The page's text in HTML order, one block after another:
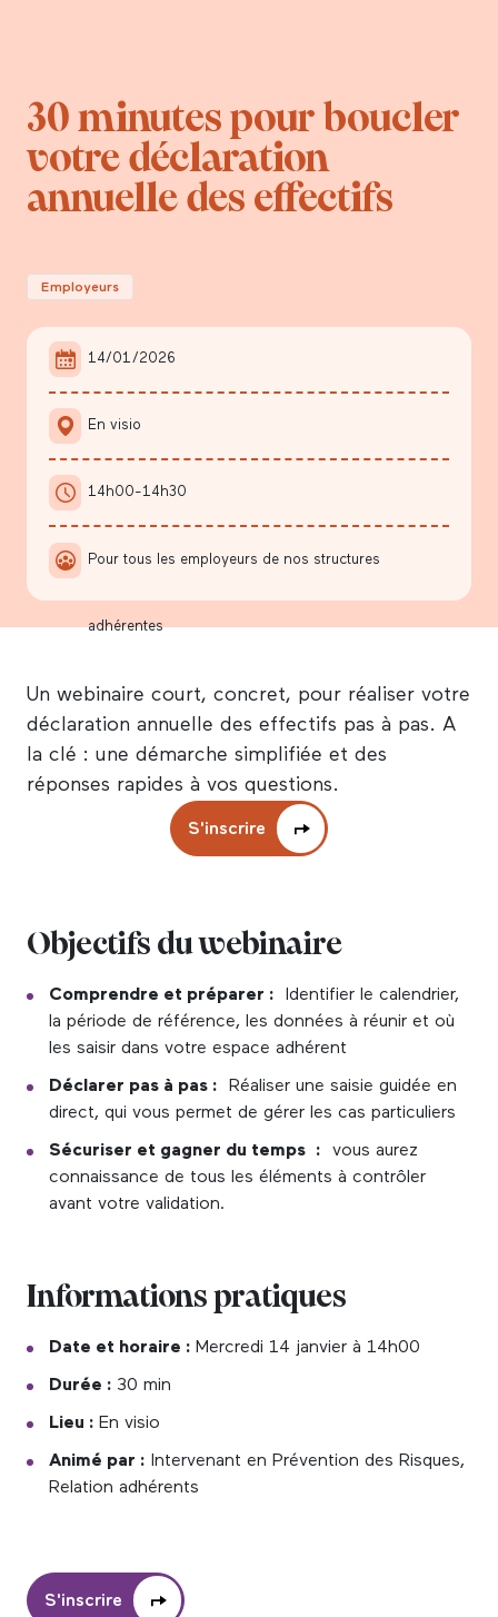
Employeurs
14/01/2026
En visio
14h00-14h30
Pour tous les employeurs de nos structures
adhérentes
30 minutes pour boucler
votre déclaration
annuelle des effectifs
Un webinaire court, concret, pour réaliser votre
déclaration annuelle des effectifs pas à pas. A
la clé : une démarche simplifiée et des
réponses rapides à vos questions.
S'inscrire
Objectifs du webinaire
Comprendre et préparer : Identifier le calendrier,
la période de référence, les données à réunir et où
les saisir dans votre espace adhérent
Déclarer pas à pas :
Réaliser une saisie guidée en
direct, qui vous permet de gérer les cas particuliers
Sécuriser et gagner du temps : vous aurez
connaissance de tous les éléments à contrôler
avant votre validation.
Informations pratiques
Date et horaire : Mercredi 14 janvier à 14h00
Durée : 30 min
Lieu : En visio
Animé par : Intervenant en Prévention des Risques,
Relation adhérents
S'inscrire